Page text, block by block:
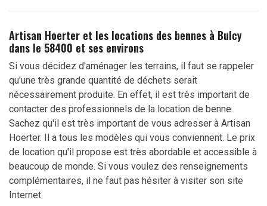
Artisan Hoerter et les locations des bennes à Bulcy
dans le 58400 et ses environs
Si vous décidez d'aménager les terrains, il faut se rappeler
qu'une très grande quantité de déchets serait
nécessairement produite. En effet, il est très important de
contacter des professionnels de la location de benne.
Sachez qu'il est très important de vous adresser à Artisan
Hoerter. Il a tous les modèles qui vous conviennent. Le prix
de location qu'il propose est très abordable et accessible à
beaucoup de monde. Si vous voulez des renseignements
complémentaires, il ne faut pas hésiter à visiter son site
Internet.